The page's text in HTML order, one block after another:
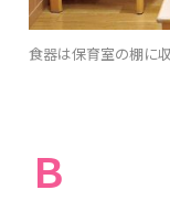
食器は保育室の棚に
Ｂ